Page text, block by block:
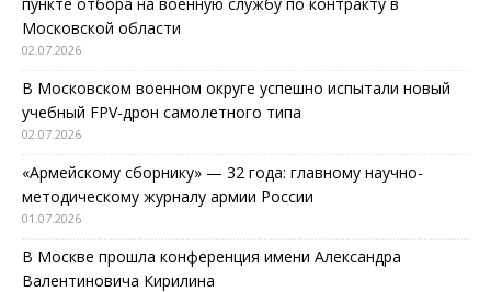
Московской области
02.07.2026
В Московском военном округе успешно испытали новый
учебный FPV-дрон самолетного типа
02.07.2026
«Армейскому сборнику» — 32 года: главному научно-
методическому журналу армии России
01.07.2026
В Москве прошла конференция имени Александра
Валентиновича Кирилина